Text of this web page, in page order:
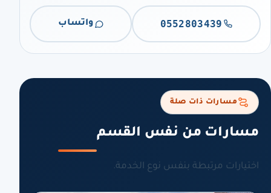
0552803439 واتساب
مسارات ذات صلة
مسارات من نفس القسم
اختيارات مرتبطة بنفس نوع الخدمة.